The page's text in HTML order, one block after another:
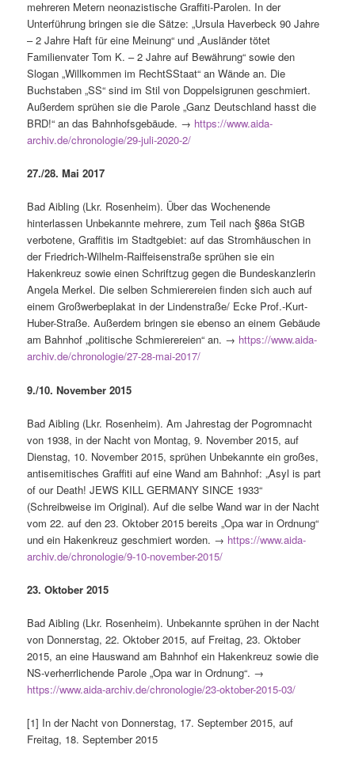
mehreren Metern neonazistische Graffiti-Parolen. In der
Unterführung bringen sie die Sätze: „Ursula Haverbeck 90 Jahre
– 2 Jahre Haft für eine Meinung“ und „Ausländer tötet
Familienvater Tom K. – 2 Jahre auf Bewährung“ sowie den
Slogan „Willkommen im RechtSStaat“ an Wände an. Die
Buchstaben „SS“ sind im Stil von Doppelsigrunen geschmiert.
Außerdem sprühen sie die Parole „Ganz Deutschland hasst die
BRD!“ an das Bahnhofsgebäude. → https://www.aida-
archiv.de/chronologie/29-juli-2020-2/
27./28. Mai 2017
Bad Aibling (Lkr. Rosenheim). Über das Wochenende
hinterlassen Unbekannte mehrere, zum Teil nach §86a StGB
verbotene, Graffitis im Stadtgebiet: auf das Stromhäuschen in
der Friedrich-Wilhelm-Raiffeisenstraße sprühen sie ein
Hakenkreuz sowie einen Schriftzug gegen die Bundeskanzlerin
Angela Merkel. Die selben Schmierereien finden sich auch auf
einem Großwerbeplakat in der Lindenstraße/ Ecke Prof.-Kurt-
Huber-Straße. Außerdem bringen sie ebenso an einem Gebäude
am Bahnhof „politische Schmierereien“ an. → https://www.aida-
archiv.de/chronologie/27-28-mai-2017/
9./10. November 2015
Bad Aibling (Lkr. Rosenheim). Am Jahrestag der Pogromnacht
von 1938, in der Nacht von Montag, 9. November 2015, auf
Dienstag, 10. November 2015, sprühen Unbekannte ein großes,
antisemitisches Graffiti auf eine Wand am Bahnhof: „Asyl is part
of our Death! JEWS KILL GERMANY SINCE 1933“
(Schreibweise im Original). Auf die selbe Wand war in der Nacht
vom 22. auf den 23. Oktober 2015 bereits „Opa war in Ordnung“
und ein Hakenkreuz geschmiert worden. → https://www.aida-
archiv.de/chronologie/9-10-november-2015/
23. Oktober 2015
Bad Aibling (Lkr. Rosenheim). Unbekannte sprühen in der Nacht
von Donnerstag, 22. Oktober 2015, auf Freitag, 23. Oktober
2015, an eine Hauswand am Bahnhof ein Hakenkreuz sowie die
NS-verherrlichende Parole „Opa war in Ordnung“. →
https://www.aida-archiv.de/chronologie/23-oktober-2015-03/
[1] In der Nacht von Donnerstag, 17. September 2015, auf
Freitag, 18. September 2015